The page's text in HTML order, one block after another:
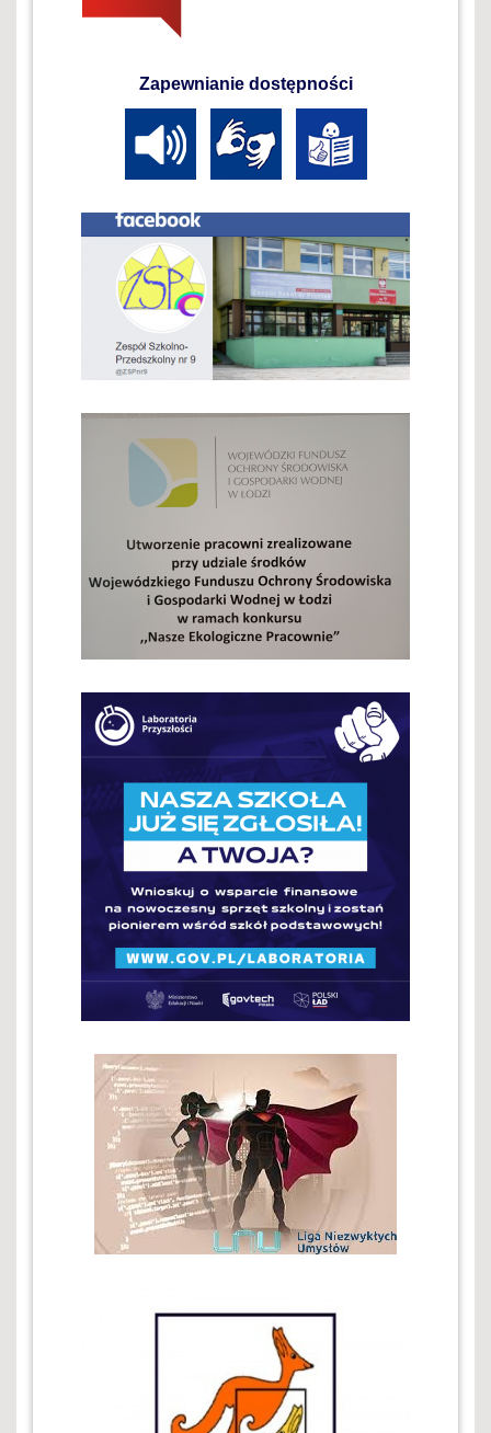
Zapewnianie dostępności